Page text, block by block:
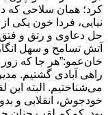
کرد؛ همان سلاحی که
نیایی، فردا خون یکی
حل دعاوی و رتق و
آتش تسامح و سهل
خان‌عمو:”هر جا که
راهی آبادی گشتیم.
می‌شناختیم. البته
خودجوش، انقلابی و